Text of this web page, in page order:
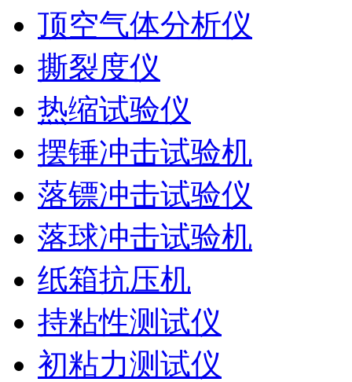
顶空气体分析仪
撕裂度仪
热缩试验仪
摆锤冲击试验机
落镖冲击试验仪
落球冲击试验机
纸箱抗压机
持粘性测试仪
初粘力测试仪